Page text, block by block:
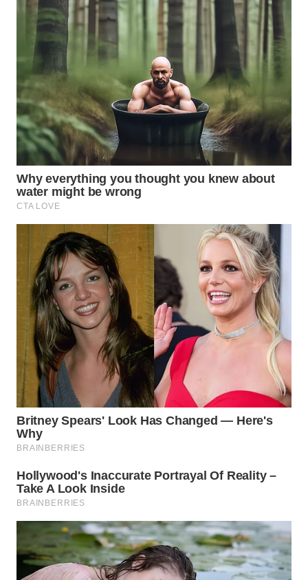
WN
GORONTALO
WN
SULUT
WN
MALUKU
WN
MALUT
WN
DAIRI
WN
DANAU
TOBA
WN
NIAS
WN
LANGKAT
WN
TAPANULI
WN
TANJUNG
LESUNG
WN
KARO